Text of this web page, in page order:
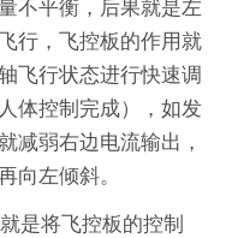
行，飞控板的作用就
飞行状态进行快速调
体控制完成），如发
减弱右边电流输出，
向左倾斜。
是将飞控板的控制